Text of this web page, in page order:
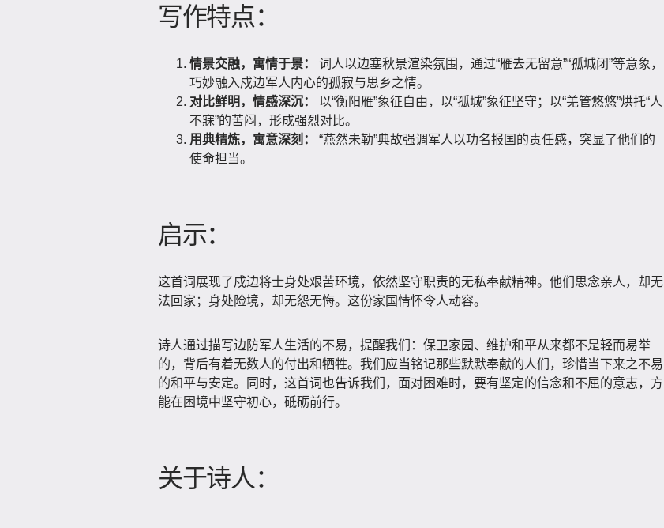
写作特点：
情景交融，寓情于景：
词人以边塞秋景渲染氛围，通过“雁去无留意”“孤城闭”等意象，
巧妙融入戍边军人内心的孤寂与思乡之情。
对比鲜明，情感深沉：
以“衡阳雁”象征自由，以“孤城”象征坚守；以“羌管悠悠”烘托“人
不寐”的苦闷，形成强烈对比。
用典精炼，寓意深刻：
“燕然未勒”典故强调军人以功名报国的责任感，突显了他们的
使命担当。
启示：
这首词展现了戍边将士身处艰苦环境，依然坚守职责的无私奉献精神。他们思念亲人，却无
法回家；身处险境，却无怨无悔。这份家国情怀令人动容。
诗人通过描写边防军人生活的不易，提醒我们：保卫家园、维护和平从来都不是轻而易举
的，背后有着无数人的付出和牺牲。我们应当铭记那些默默奉献的人们，珍惜当下来之不易
的和平与安定。同时，这首词也告诉我们，面对困难时，要有坚定的信念和不屈的意志，方
能在困境中坚守初心，砥砺前行。
关于诗人：